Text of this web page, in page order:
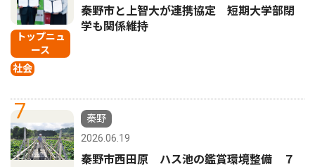
トップニュ
ース
社会
秦野市と上智大が連携協定 短期大学部閉
学も関係維持
7
秦野
2026.06.19
秦野市西田原 ハス池の鑑賞環境整備 ７